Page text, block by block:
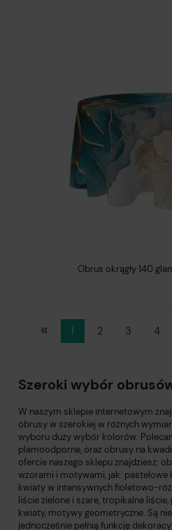
Obrus okrągły 140
« 1 2 3 4
Szeroki wybór
W naszym sklepie internetowym
obrusy w szerokiej w różnych
wyboru duży wybór kolorów.
plamoodporne, oraz obrusy na
ofercie naszego sklepu znajdziesz:
wzorami i motywami, jak: pastelowe
kwiaty w intensywnych fioletowo-
liście zielone i szare, tropikalne
kwiaty, motywy geometryczne. Są
jednocześnie pełnią funkcję